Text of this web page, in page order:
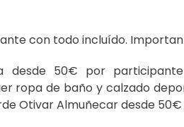
con todo incluído.
desde 50€ por
ropa de baño y calzado
Otivar Almuñecar desde